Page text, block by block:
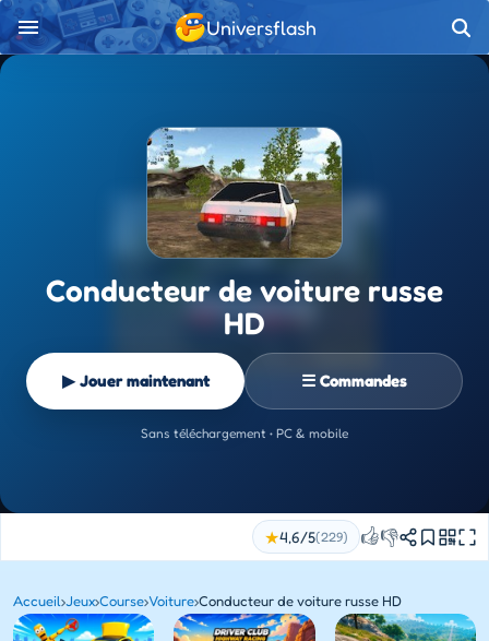
Universflash
Conducteur de voiture russe
HD
▶ Jouer maintenant ☰ Commandes
Sans téléchargement • PC & mobile
★4,6/5(229) 👍👎
Accueil›Jeux›Course›Voiture›Conducteur de voiture russe HD